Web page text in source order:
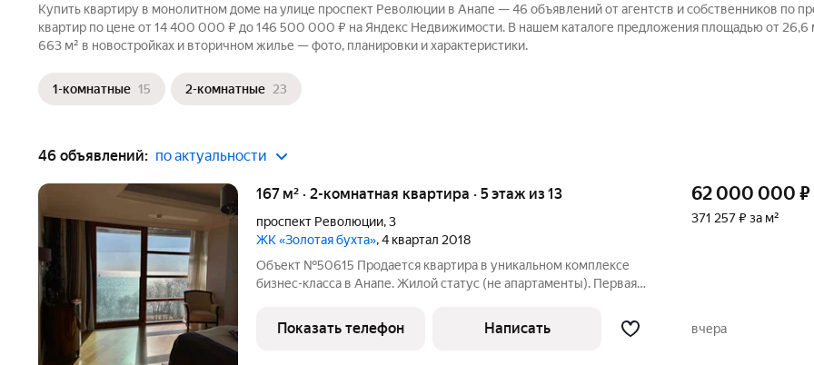
Купить квартиру в монолитном доме на улице проспект Революции в Анапе — 46 объявлений от агентств и собственников по
квартир по цене от 14 400 000 ₽ до 146 500 000 ₽ на Яндекс Недвижимости. В нашем каталоге предложения площадью от 26,6
663 м² в новостройках и вторичном жилье — фото, планировки и характеристики.
1-комнатные 15 2-комнатные 23
46 объявлений: по актуальности
167 м² · 2-комнатная квартира · 5 этаж из 13
проспект Революции,3
ЖК «Золотая бухта», 4 квартал 2018
Объект №50615 Продается квартира в уникальном комплексе
бизнес-класса в Анапе. Жилой статус (не апартаменты). Первая
статус: Объект расположен в уникальном жилом комплексе
бизнес-класса
62 000 000 ₽
371 257 ₽ за м²
Показать телефон Написать вчера